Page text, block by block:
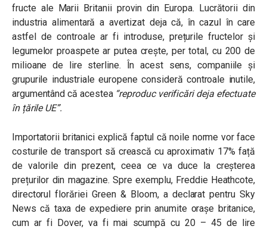
fructe ale Marii Britanii provin din Europa. Lucrătorii din
industria alimentară a avertizat deja că, în cazul în care
astfel de controale ar fi introduse, prețurile fructelor și
legumelor proaspete ar putea crește, per total, cu 200 de
milioane de lire sterline. În acest sens, companiile și
grupurile industriale europene consideră controale inutile,
argumentând că acestea“reproduc verificări deja efectuate
în țările UE”.
Importatorii britanici explică faptul că noile norme vor face
costurile de transport să crească cu aproximativ 17% față
de valorile din prezent, ceea ce va duce la creșterea
prețurilor din magazine. Spre exemplu, Freddie Heathcote,
directorul florăriei Green & Bloom, a declarat pentru Sky
News că taxa de expediere prin anumite orașe britanice,
cum ar fi Dover, va fi mai scumpă cu 20 – 45 de lire